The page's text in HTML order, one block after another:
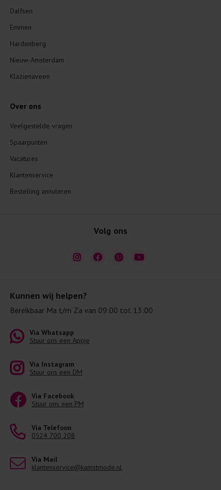
Kunnen wij helpen?
Bereikbaar Ma t/m Za van 09:00 tot 13:00
Via Whatsapp
Stuur ons een Appje
Via Instagram
Stuur ons een DM
Via Facebook
Stuur ons een PM
Via Telefoon
0524 700 208
Via Mail
klantenservice@kamstmode.nl
Dalfsen
Emmen
Hardenberg
Nieuw-Amsterdam
Klazienaveen
Over ons
Veelgestelde vragen
Spaarpunten
Vacatures
Klantenservice
Bestelling annuleren
Volg ons